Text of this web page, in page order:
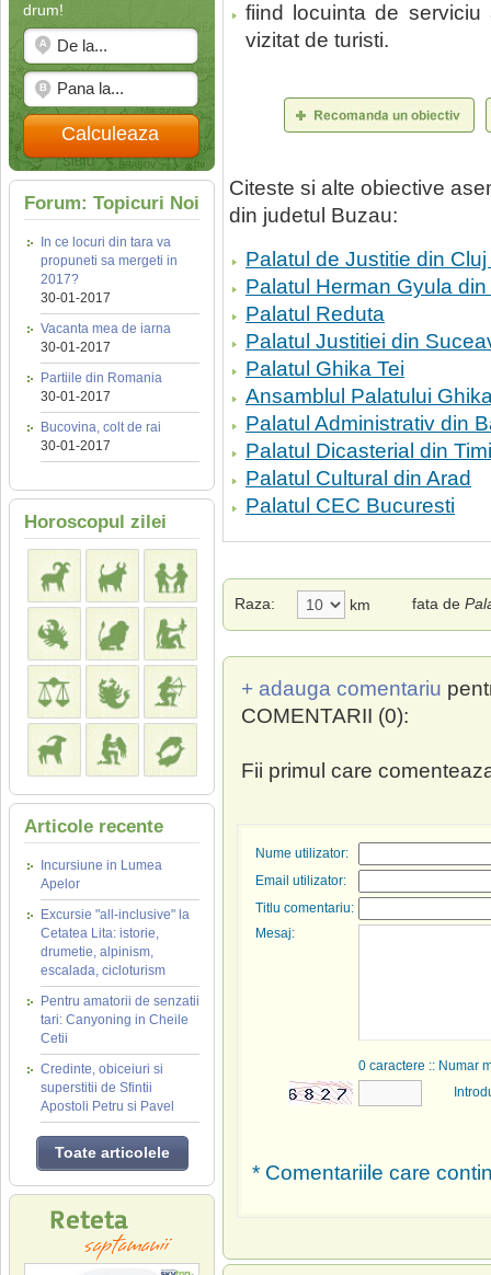
drum!
Calculeaza
Forum: Topicuri Noi
In ce locuri din tara va
propuneti sa mergeti in
2017?
30-01-2017
Vacanta mea de iarna
30-01-2017
Partiile din Romania
30-01-2017
Bucovina, colt de rai
30-01-2017
Horoscopul zilei
Articole recente
Incursiune in Lumea
Apelor
Excursie "all-inclusive" la
Cetatea Lita: istorie,
drumetie, alpinism,
escalada, cicloturism
Pentru amatorii de senzatii
tari: Canyoning in Cheile
Cetii
Credinte, obiceiuri si
superstitii de Sfintii
Apostoli Petru si Pavel
Toate articolele
fiind locuinta de
vizitat de turisti.
Citeste si alte obiective
din judetul Buzau:
Palatul de Justitie din
Palatul Herman Gyula din
Palatul Reduta
Palatul Justitiei din
Palatul Ghika Tei
Ansamblul Palatului
Palatul Administrativ din
Palatul Dicasterial din
Palatul Cultural din Arad
Palatul CEC Bucuresti
Raza: km fata de
+ adauga comentariu
COMENTARII (0):
Fii primul care
Nume utilizator:
Email utilizator:
Titlu comentariu:
Mesaj:
0 caractere :: Numar
* Comentariile care